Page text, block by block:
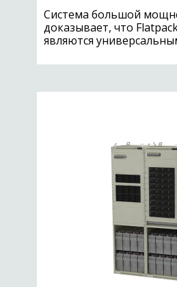
Система большой
доказывает, что
являются